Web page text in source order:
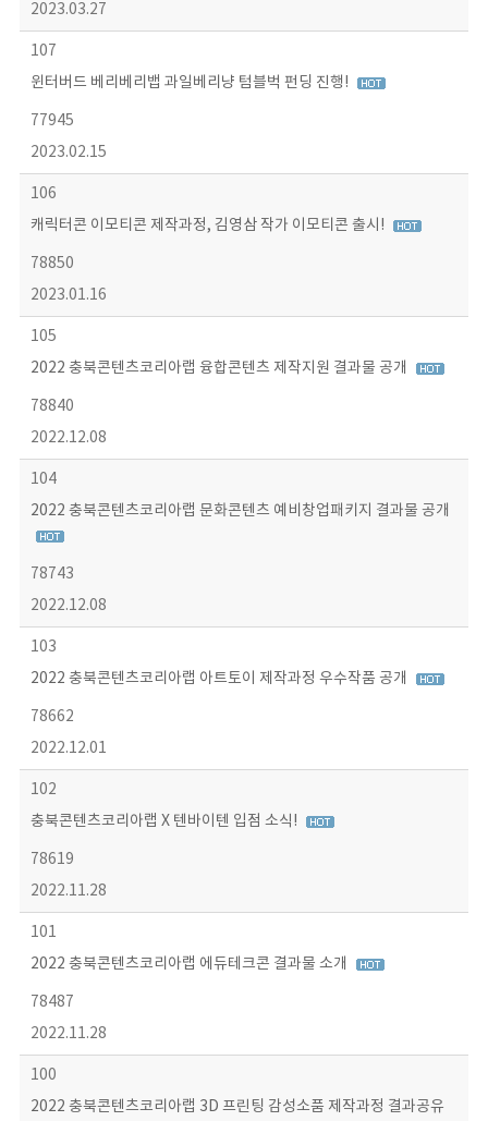
2023.03.27
107
윈터버드 베리베리뱁 과일베리냥 텀블벅 펀딩 진행!
77945
2023.02.15
106
캐릭터콘 이모티콘 제작과정, 김영삼 작가 이모티콘 출시!
78850
2023.01.16
105
2022 충북콘텐츠코리아랩 융합콘텐츠 제작지원 결과물 공개
78840
2022.12.08
104
2022 충북콘텐츠코리아랩 문화콘텐츠 예비창업패키지 결과물 공개
78743
2022.12.08
103
2022 충북콘텐츠코리아랩 아트토이 제작과정 우수작품 공개
78662
2022.12.01
102
충북콘텐츠코리아랩 X 텐바이텐 입점 소식!
78619
2022.11.28
101
2022 충북콘텐츠코리아랩 에듀테크콘 결과물 소개
78487
2022.11.28
100
2022 충북콘텐츠코리아랩 3D 프린팅 감성소품 제작과정 결과공유